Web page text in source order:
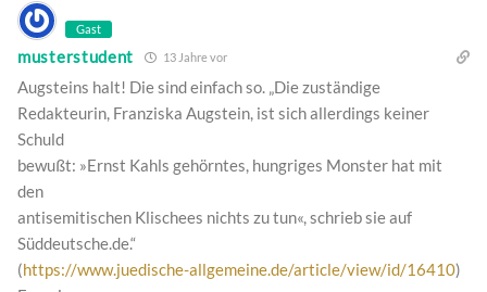
Gast
musterstudent 13 Jahre vor
Augsteins halt! Die sind einfach so. „Die zuständige
Redakteurin, Franziska Augstein, ist sich allerdings keiner
Schuld
bewußt: »Ernst Kahls gehörntes, hungriges Monster hat mit
den
antisemitischen Klischees nichts zu tun«, schrieb sie auf
Süddeutsche.de.“
(https://www.juedische-allgemeine.de/article/view/id/16410)